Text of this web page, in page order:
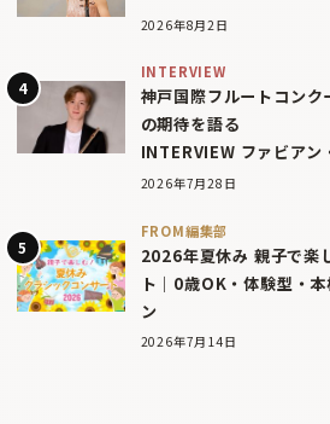
2026年8月2日
INTERVIEW
神戸国際フルートコン
の期待を語る
INTERVIEW ファビアン
2026年7月28日
FROM編集部
2026年夏休み 親子で楽
ト｜0歳OK・体験型・
ン
2026年7月14日